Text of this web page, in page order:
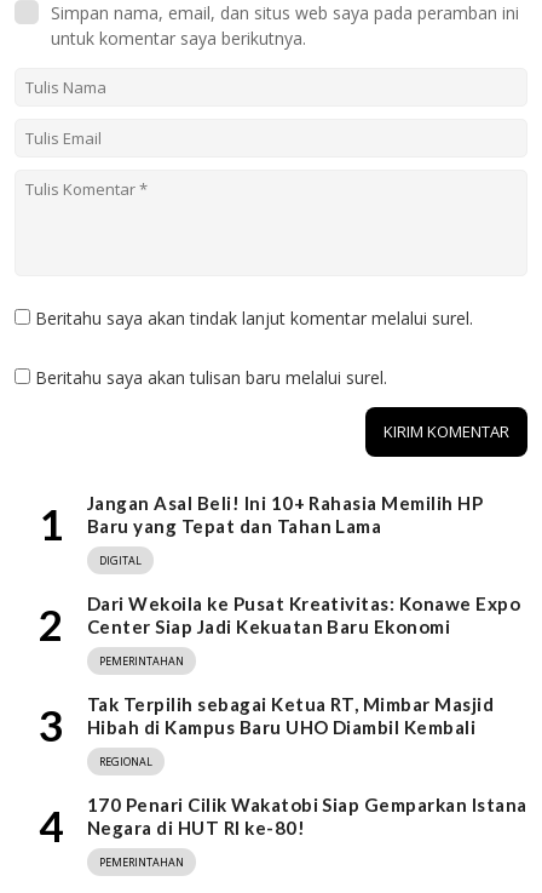
Simpan nama, email, dan situs web saya pada peramban ini
untuk komentar saya berikutnya.
Beritahu saya akan tindak lanjut komentar melalui surel.
Beritahu saya akan tulisan baru melalui surel.
1
Jangan Asal Beli! Ini 10+ Rahasia Memilih HP
Baru yang Tepat dan Tahan Lama
DIGITAL
2
Dari Wekoila ke Pusat Kreativitas: Konawe Expo
Center Siap Jadi Kekuatan Baru Ekonomi
PEMERINTAHAN
3
Tak Terpilih sebagai Ketua RT, Mimbar Masjid
Hibah di Kampus Baru UHO Diambil Kembali
REGIONAL
4
170 Penari Cilik Wakatobi Siap Gemparkan Istana
Negara di HUT RI ke-80!
PEMERINTAHAN